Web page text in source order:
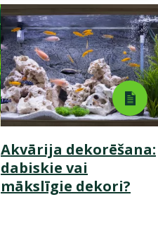
Akvārija dekorēšana:
dabiskie vai
mākslīgie dekori?